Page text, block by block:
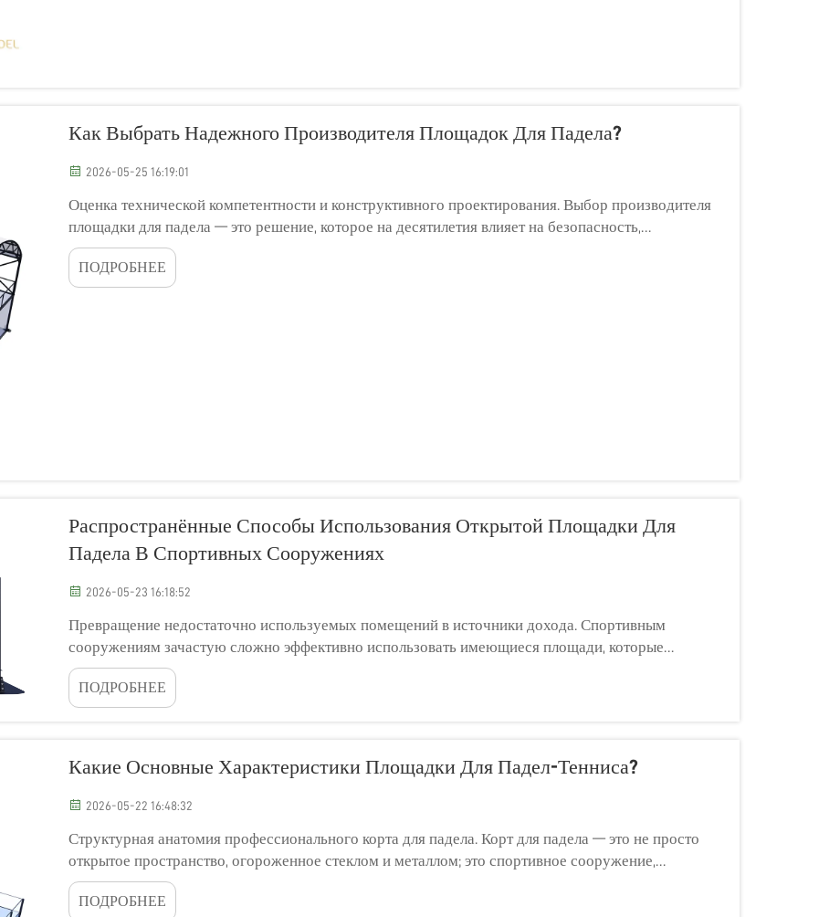
Как Выбрать Надежного Производителя Площадок Для Падела?
2026-05-25 16:19:01
Оценка технической компетентности и конструктивного проектирования. Выбор производителя
площадки для падела — это решение, которое на десятилетия влияет на безопасность,
эксплуатационные расходы и удовлетворенность игроков объекта. Первый шаг в этом процессе —
оценка...
ПОДРОБНЕЕ
Распространённые Способы Использования Открытой Площадки Для
Падела В Спортивных Сооружениях
2026-05-23 16:18:52
Превращение недостаточно используемых помещений в источники дохода. Спортивным
сооружениям зачастую сложно эффективно использовать имеющиеся площади, которые
потенциально могут стать высокопосещаемыми источниками дохода. Открытая площадка для
падела — идеальное решение для спортивных клубов, курортов и ко...
ПОДРОБНЕЕ
Какие Основные Характеристики Площадки Для Падел-Тенниса?
2026-05-22 16:48:32
Структурная анатомия профессионального корта для падела. Корт для падела — это не просто
открытое пространство, огороженное стеклом и металлом; это спортивное сооружение,
спроектированное с высокой точностью для обеспечения безопасности, стабильности отскока
мяча и конструкционной устойчивости. ...
ПОДРОБНЕЕ